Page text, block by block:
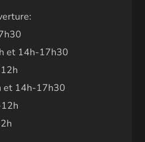
et 14h-17h30
et 14h-17h30